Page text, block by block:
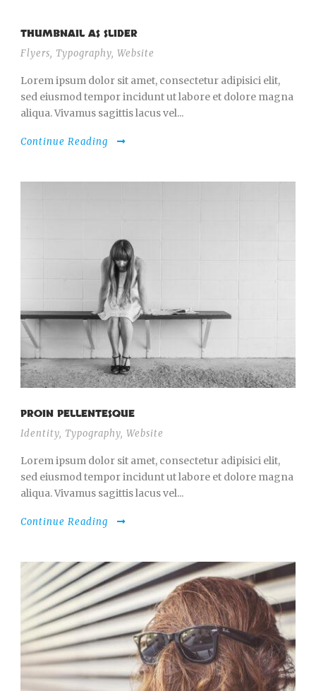
THUMBNAIL AS SLIDER
Flyers, Typography, Website
Lorem ipsum dolor sit amet, consectetur adipisici elit,
sed eiusmod tempor incidunt ut labore et dolore magna
aliqua. Vivamus sagittis lacus vel...
Continue Reading
PROIN PELLENTESQUE
Identity, Typography, Website
Lorem ipsum dolor sit amet, consectetur adipisici elit,
sed eiusmod tempor incidunt ut labore et dolore magna
aliqua. Vivamus sagittis lacus vel...
Continue Reading